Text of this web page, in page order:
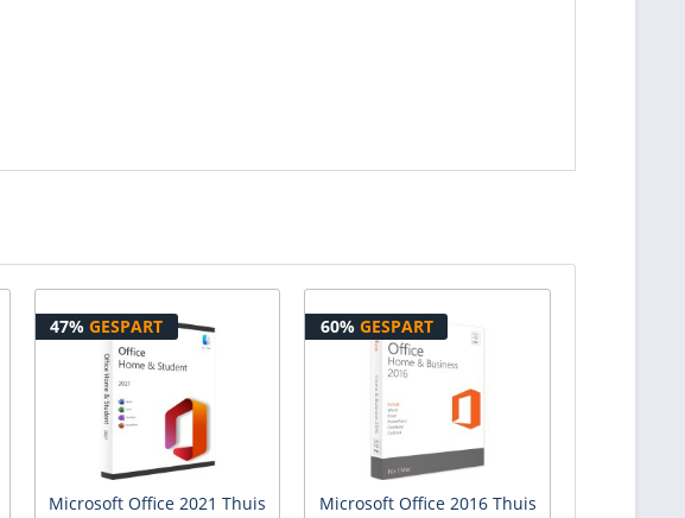
47%GESPART
Microsoft Office 2021 Thuis
60% GESPART
Microsoft Office 2016 Thuis